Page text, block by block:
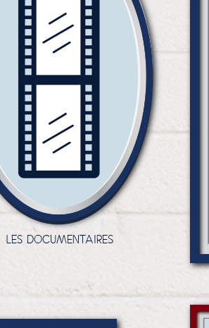
LES DOCUMENTAIRES